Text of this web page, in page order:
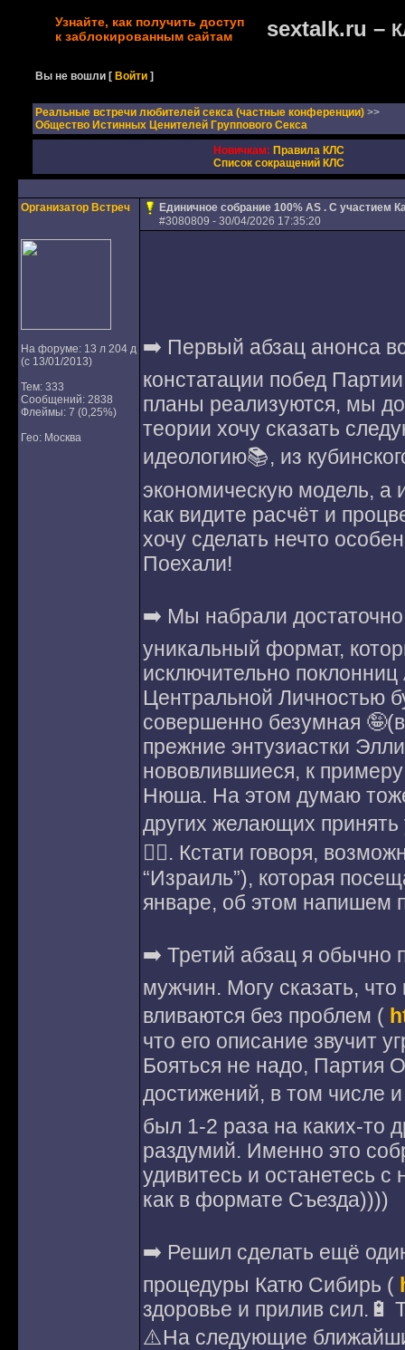
Узнайте, как получить доступ
к заблокированным сайтам
sextalk.ru –
Вы не вошли [Войти ]
Реальные встречи любителей секса (частные конференции) >>
Общество Истинных Ценителей Группового Секса
Новичкам: Правила КЛС
Список сокращений КЛС
Организатор Встреч
На форуме: 13 л 204 д
(с 13/01/2013)
Тем: 333
Сообщений: 2838
Флеймы: 7 (0,25%)
Гео: Москва
Единичное собрание 100% AS . С
#3080809 - 30/04/2026 17:35:20
➡️ Первый абзац анонса
констатации побед
планы реализуются, мы
теории хочу сказать
идеологию📚, из
экономическую модель, а
как видите расчёт и
хочу сделать нечто
Поехали!
➡️ Мы набрали достаточно
уникальный формат,
исключительно
Центральной Личностью
совершенно безумная
прежние энтузиастки
нововлившиеся, к
Нюша. На этом думаю
других желающих принять
✋🏻. Кстати говоря,
“Израиль”), которая
январе, об этом напишем
➡️ Третий абзац я обычно
мужчин. Могу сказать,
вливаются без проблем (
что его описание звучит
Бояться не надо, Партия
достижений, в том числе
был 1-2 раза на каких-то
раздумий. Именно это
удивитесь и останетесь
как в формате Съезда))))
➡️ Решил сделать ещё
процедуры Катю Сибирь (
здоровье и прилив
⚠️На следующие